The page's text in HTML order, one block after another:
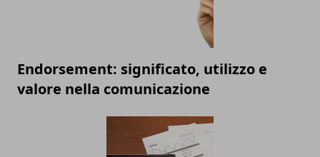
Endorsement: significato, utilizzo e
valore nella comunicazione